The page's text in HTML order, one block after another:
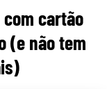
cartão
(e não tem